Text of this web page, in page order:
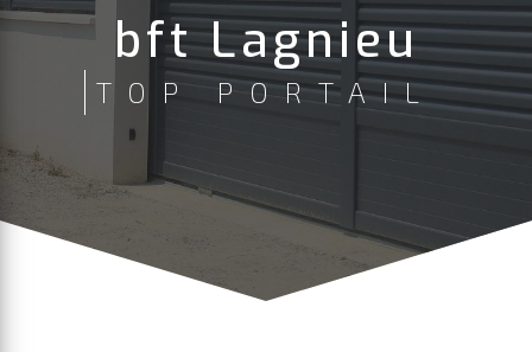
bft Lagnieu
TOP PORTAIL